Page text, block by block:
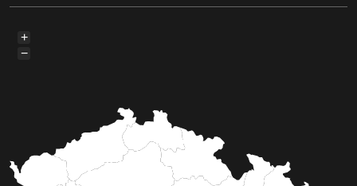
+
−